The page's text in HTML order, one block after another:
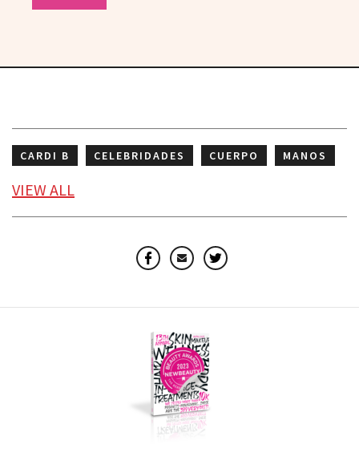
CARDI B CELEBRIDADES CUERPO
MANOS
TENDENCIAS DE MANICURAS
VIEWALL
Facebook
EmailTwitter